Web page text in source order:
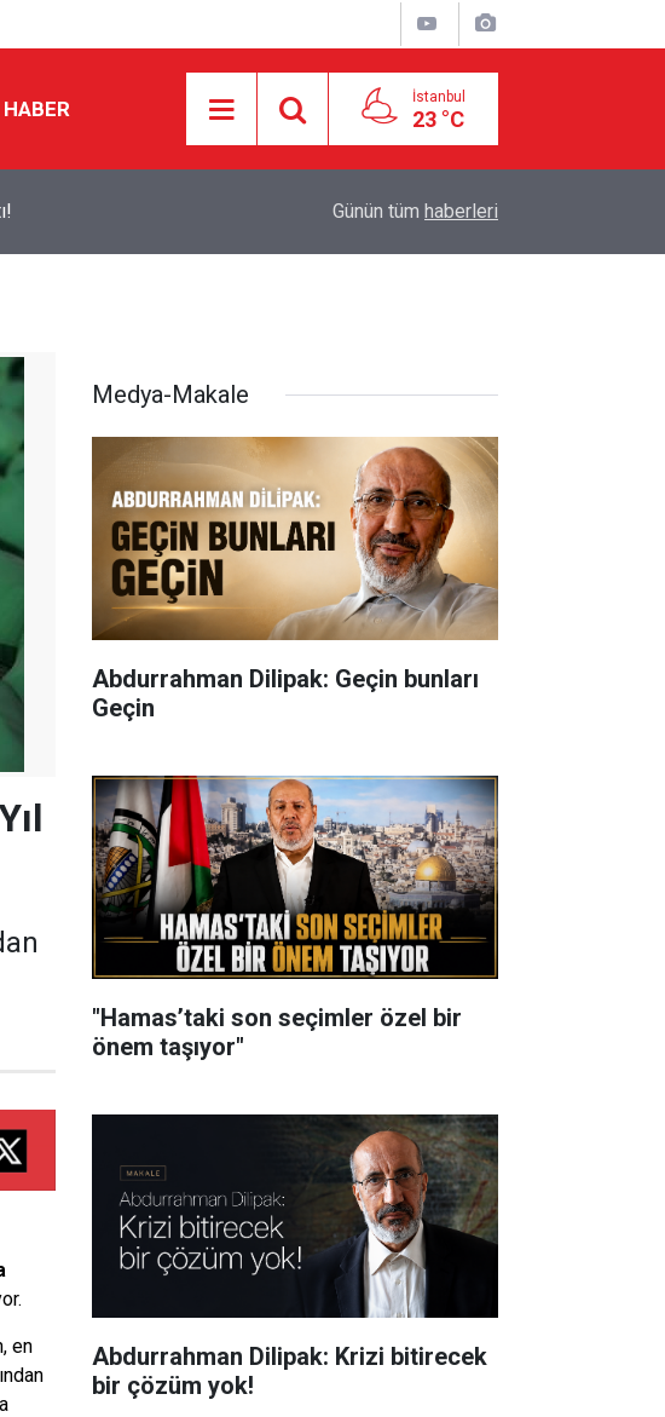
İstanbul
23 °C
İşgalci Yerleşimciler Filistinlilerin Evlerini Ateşe
Günün tüm haberleri
en
Medya-Makale
Abdurrahman Dilipak: Geçin bunları
Geçin
"Hamas’taki son seçimler özel bir
önem taşıyor"
Abdurrahman Dilipak: Krizi bitirecek
bir çözüm yok!